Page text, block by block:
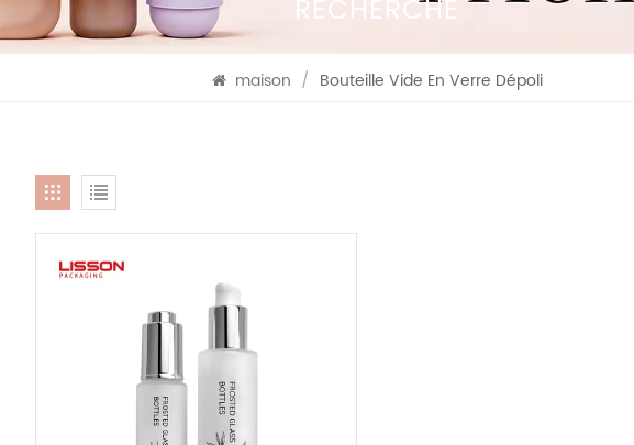
RECHERCHE
maison / Bouteille Vide En Verre Dépoli